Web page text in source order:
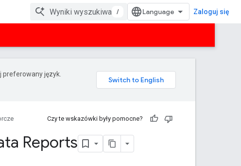
/ Zaloguj się
preferowany język.
Czy te wskazówki były pomocne?
Reports